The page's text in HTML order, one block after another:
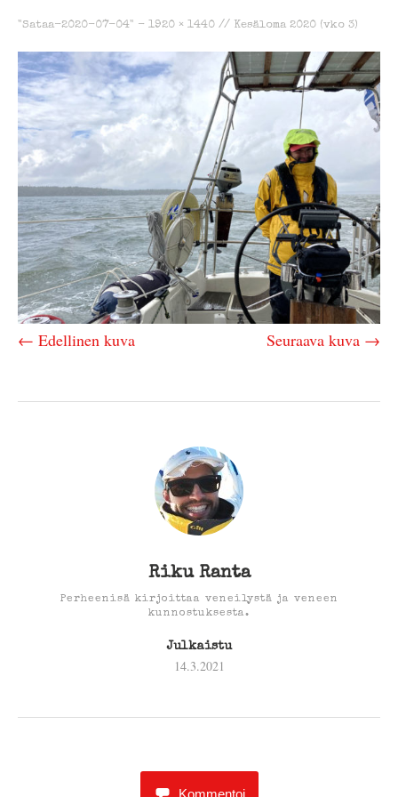
"Sataa-2020-07-04" - 1920 × 1440 // Kesäloma 2020 (vko 3)
← Edellinen kuva Seuraava kuva →
Riku Ranta
Perheenisä kirjoittaa veneilystä ja veneen
kunnostuksesta.
Julkaistu
14.3.2021